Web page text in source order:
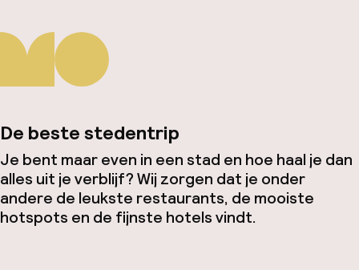
De beste stedentrip
Je bent maar even in een stad en hoe haal je dan
alles uit je verblijf? Wij zorgen dat je onder
andere de leukste restaurants, de mooiste
hotspots en de fijnste hotels vindt.